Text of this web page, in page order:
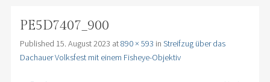
PE5D7407_900
Published 15. August 2023 at890 × 593 in Streifzug über das
Dachauer Volksfest mit einem Fisheye-Objektiv